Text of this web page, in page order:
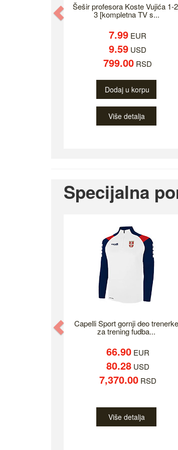
Šešir profesora Koste Vujića 1-
3 [kompletna TV s...
7.99 EUR
9.59 USD
799.00 RSD
Dodaj u korpu
Više detalja
Previous
Specijalna
Capelli Sport gornji deo trenerke
za trening fudba...
66.90EUR
80.28USD
7,370.00RSD
Više detalja
Previous